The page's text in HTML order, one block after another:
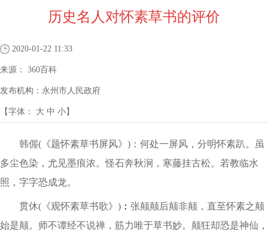
历史名人对怀素草书的评价
2020-01-22 11:33
来源： 360百科
发布机构： 永州市人民政府
【字体： 大 中 小】
韩偓(《题怀素草书屏风》)：何处一屏风，分明怀素趴。虽
多尘色染，尤见墨痕浓。怪石奔秋涧，寒藤挂古松。若教临水
照，字字恐成龙。
贯休(《观怀素草书歌》) ： 张颠颠后颠非颠，直至怀素之颠
始是颠。师不谭经不说禅，筋力唯于草书妙。颠狂却恐是神仙，